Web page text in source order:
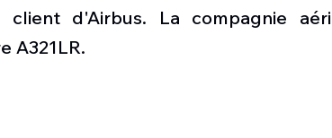
sol-air DSA Amphibie Drones
client d'Airbus. La compagnie
A321LR.